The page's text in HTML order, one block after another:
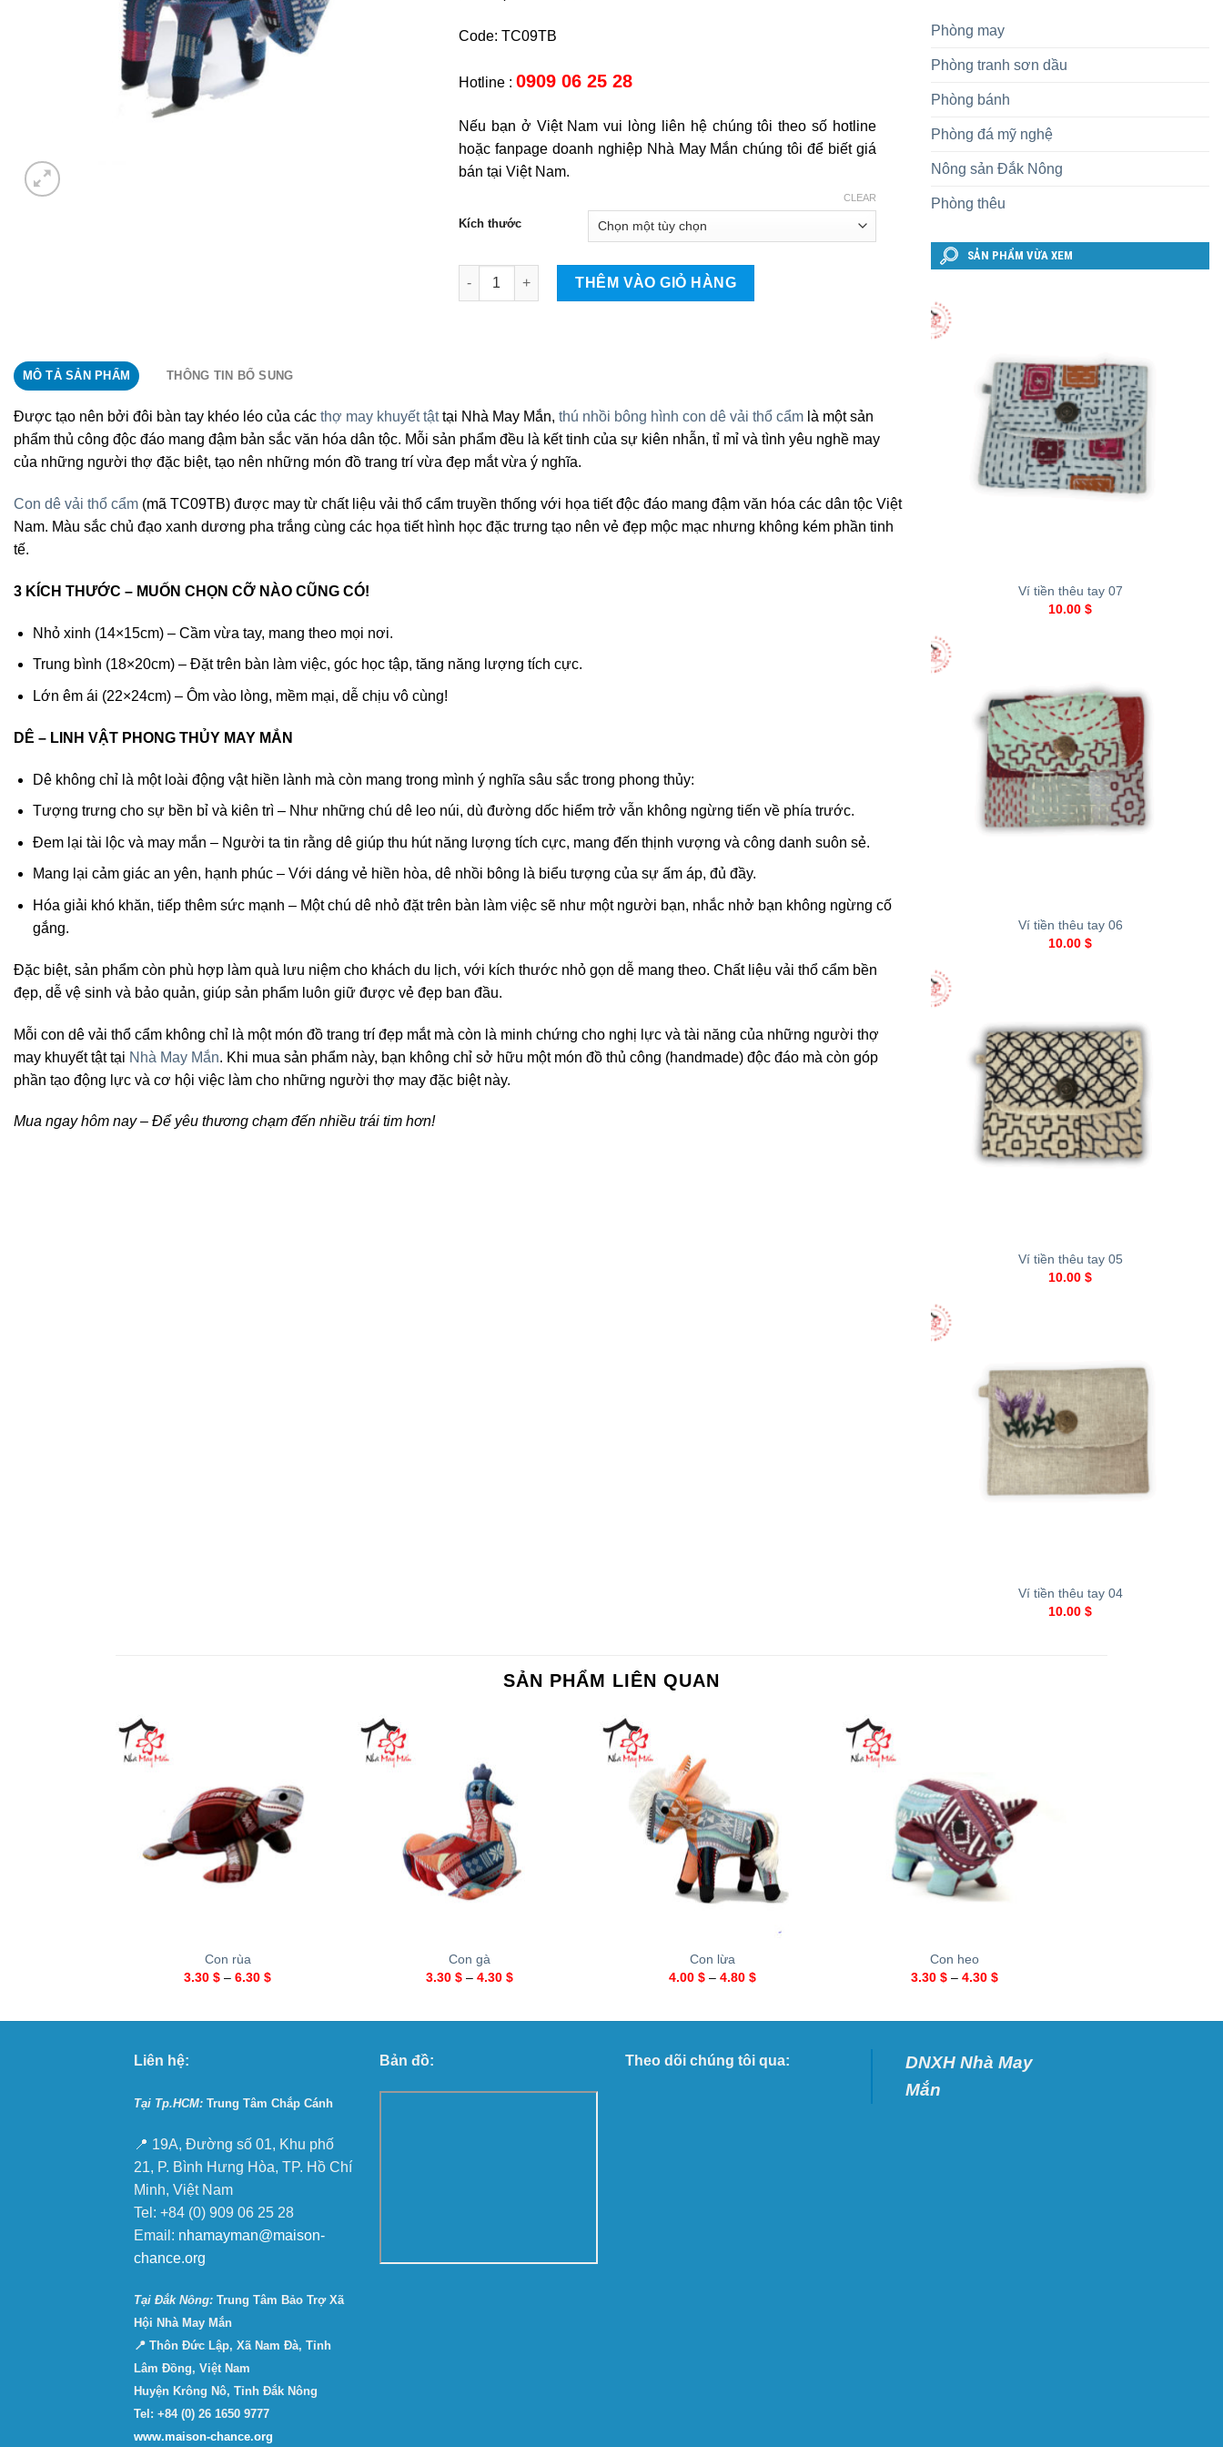
Code: TC09TB
Hotline : 0909 06 25 28
Nếu bạn ở Việt Nam vui lòng liên hệ chúng tôi theo số hotline
hoặc fanpage doanh nghiệp Nhà May Mắn chúng tôi để biết giá
bán tại Việt Nam.
Kích thước
CLEAR
Con dê quantity
THÊM VÀO GIỎ HÀNG
MÔ TẢ SẢN PHẨM THÔNG TIN BỔ SUNG
Được tạo nên bởi đôi bàn tay khéo léo của các thợ may khuyết tậttại Nhà May Mắn, thú nhồi bông hình con dê vải thổ cẩm là một sản
phẩm thủ công độc đáo mang đậm bản sắc văn hóa dân tộc. Mỗi sản phẩm đều là kết tinh của sự kiên nhẫn, tỉ mỉ và tình yêu nghề may
của những người thợ đặc biệt, tạo nên những món đồ trang trí vừa đẹp mắt vừa ý nghĩa.
Con dê vải thổ cẩm (mã TC09TB) được may từ chất liệu vải thổ cẩm truyền thống với họa tiết độc đáo mang đậm văn hóa các dân tộc Việt
Nam. Màu sắc chủ đạo xanh dương pha trắng cùng các họa tiết hình học đặc trưng tạo nên vẻ đẹp mộc mạc nhưng không kém phần tinh
tế.
3 KÍCH THƯỚC – MUỐN CHỌN CỠ NÀO CŨNG CÓ!
Nhỏ xinh (14×15cm) – Cầm vừa tay, mang theo mọi nơi.
Trung bình (18×20cm) – Đặt trên bàn làm việc, góc học tập, tăng năng lượng tích cực.
Lớn êm ái (22×24cm) – Ôm vào lòng, mềm mại, dễ chịu vô cùng!
DÊ – LINH VẬT PHONG THỦY MAY MẮN
Dê không chỉ là một loài động vật hiền lành mà còn mang trong mình ý nghĩa sâu sắc trong phong thủy:
Tượng trưng cho sự bền bỉ và kiên trì – Như những chú dê leo núi, dù đường dốc hiểm trở vẫn không ngừng tiến về phía trước.
Đem lại tài lộc và may mắn – Người ta tin rằng dê giúp thu hút năng lượng tích cực, mang đến thịnh vượng và công danh suôn sẻ.
Mang lại cảm giác an yên, hạnh phúc – Với dáng vẻ hiền hòa, dê nhồi bông là biểu tượng của sự ấm áp, đủ đầy.
Hóa giải khó khăn, tiếp thêm sức mạnh – Một chú dê nhỏ đặt trên bàn làm việc sẽ như một người bạn, nhắc nhở bạn không ngừng cố
gắng.
Đặc biệt, sản phẩm còn phù hợp làm quà lưu niệm cho khách du lịch, với kích thước nhỏ gọn dễ mang theo. Chất liệu vải thổ cẩm bền
đẹp, dễ vệ sinh và bảo quản, giúp sản phẩm luôn giữ được vẻ đẹp ban đầu.
Mỗi con dê vải thổ cẩm không chỉ là một món đồ trang trí đẹp mắt mà còn là minh chứng cho nghị lực và tài năng của những người thợ
may khuyết tật tại Nhà May Mắn. Khi mua sản phẩm này, bạn không chỉ sở hữu một món đồ thủ công (handmade) độc đáo mà còn góp
phần tạo động lực và cơ hội việc làm cho những người thợ may đặc biệt này.
Mua ngay hôm nay – Để yêu thương chạm đến nhiều trái tim hơn!
Phòng may
Phòng tranh sơn dầu
Phòng bánh
Phòng đá mỹ nghệ
Nông sản Đắk Nông
Phòng thêu
SẢN PHẨM VỪA XEM
Ví tiền thêu tay 07
10.00 $
Ví tiền thêu tay 06
10.00 $
Ví tiền thêu tay 05
10.00 $
Ví tiền thêu tay 04
10.00 $
SẢN PHẨM LIÊN QUAN
Con rùa
3.30$ –6.30$
Con gà
3.30$ –4.30$
Con lừa
4.00 $– 4.80 $
Con heo
3.30 $– 4.30 $
Liên hệ:
Tại Tp.HCM: Trung Tâm Chắp Cánh
📍 19A, Đường số 01, Khu phố
21, P. Bình Hưng Hòa, TP. Hồ Chí
Minh, Việt Nam
Tel: +84 (0) 909 06 25 28
Email: nhamayman@maison-
chance.org
Tại Ðắk Nông: Trung Tâm Bảo Trợ Xã
Hội Nhà May Mắn
📍 Thôn Đức Lập, Xã Nam Đà, Tỉnh
Lâm Đồng, Việt Nam
Huyện Krông Nô, Tỉnh Đắk Nông
Tel: +84 (0) 26 1650 9777
www.maison-chance.org
Bản đồ: Theo dõi chúng tôi qua:
DNXH Nhà May
Mắn